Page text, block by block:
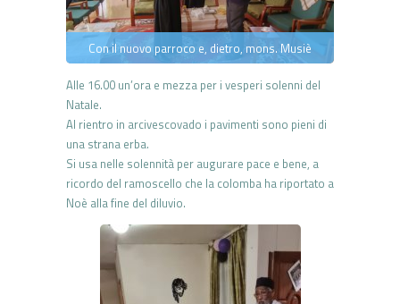
Con il nuovo parroco e, dietro, mons. Musiè
Alle 16.00 un’ora e mezza per i vesperi solenni del
Natale.
Al rientro in arcivescovado i pavimenti sono pieni di
una strana erba.
Si usa nelle solennità per augurare pace e bene, a
ricordo del ramoscello che la colomba ha riportato a
Noè alla fine del diluvio.